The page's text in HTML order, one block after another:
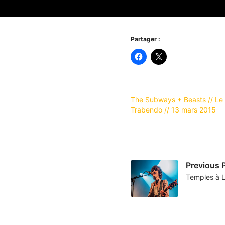
Partager :
The Subways + Beasts // Le
Trabendo // 13 mars 2015
Previous
Temples à